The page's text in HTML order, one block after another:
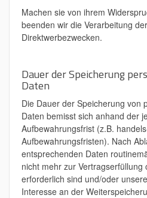
Machen sie von ihrem
beenden wir die Verarbeitung
Direktwerbezwecken.
Dauer der Speicherung
Daten
Die Dauer der Speicherung von
Daten bemisst sich anhand der
Aufbewahrungsfrist (z.B.
Aufbewahrungsfristen). Nach
entsprechenden Daten
nicht mehr zur
erforderlich sind und/oder
Interesse an der